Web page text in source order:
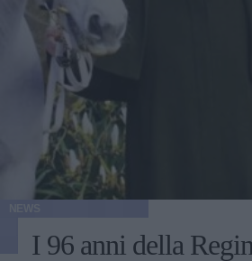
I 96 anni della